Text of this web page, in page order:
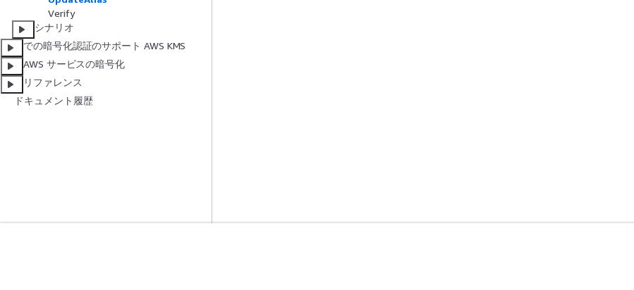
Verify
シナリオ
での暗号化認証のサポート AWS KMS
AWS サービスの暗号化
リファレンス
ドキュメント履歴